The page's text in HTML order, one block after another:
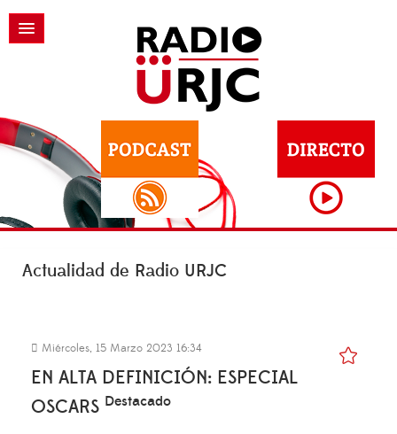
Actualidad de Radio URJC
Miércoles, 15 Marzo 2023 16:34
EN ALTA DEFINICIÓN: ESPECIAL
OSCARS Destacado